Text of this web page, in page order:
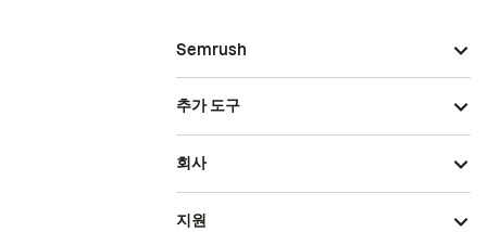
Semrush
추가 도구
회사
지원